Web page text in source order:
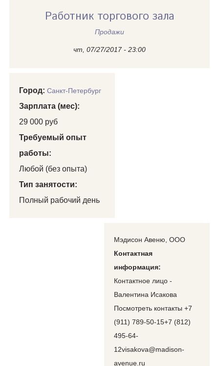
Работник торгового зала
Продажи
чт, 07/27/2017 - 23:00
Город:Санкт-Петербург
Зарплата (мес):
29 000 руб
Требуемый опыт
работы:
Любой (без опыта)
Тип занятости:
Полный рабочий день
Мэдисон Авеню, ООО
Контактная
информация:
Контактное лицо -
Валентина Исакова
Посмотреть контакты +7
(911) 789-50-15+7 (812)
495-64-
12visakova@madison-
avenue.ru